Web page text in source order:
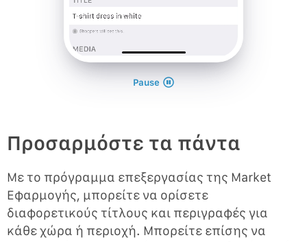
Pause
Προσαρμόστε τα πάντα
Με το πρόγραμμα επεξεργασίας της Market
Εφαρμογής, μπορείτε να ορίσετε
διαφορετικούς τίτλους και περιγραφές για
κάθε χώρα ή περιοχή. Μπορείτε επίσης να